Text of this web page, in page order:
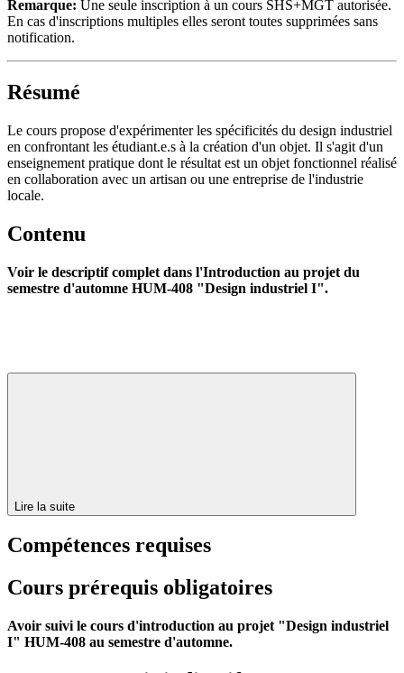
Remarque: Une seule inscription à un cours SHS+MGT autorisée.
En cas d'inscriptions multiples elles seront toutes supprimées sans
notification.
Résumé
Le cours propose d'expérimenter les spécificités du design industriel
en confrontant les étudiant.e.s à la création d'un objet. Il s'agit d'un
enseignement pratique dont le résultat est un objet fonctionnel réalisé
en collaboration avec un artisan ou une entreprise de l'industrie
locale.
Contenu
Voir le descriptif complet dans l'Introduction au projet du
semestre d'automne HUM-408 "Design industriel I".
Lire la suite
Compétences requises
Cours prérequis obligatoires
Avoir suivi le cours d'introduction au projet "Design industriel
I" HUM-408 au semestre d'automne.